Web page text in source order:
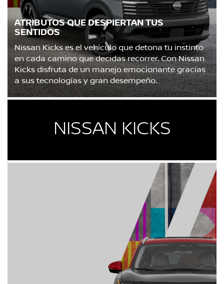
ATRIBUTOS QUE DESPIERTAN TUS
SENTIDOS
Nissan Kicks es el vehículo que detona tu instinto
en cada camino que decidas recorrer. Con Nissan
Kicks disfruta de un manejo emocionante gracias
a sus tecnologías y gran desempeño.
NISSAN KICKS